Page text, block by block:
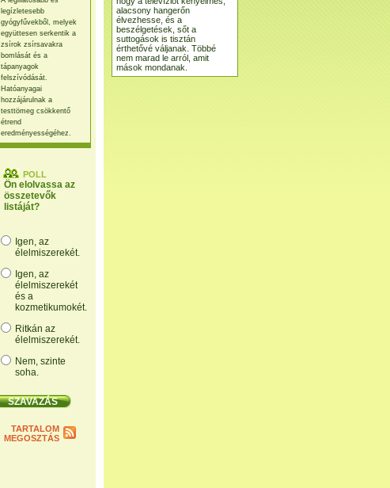
legízletesebb
gyógyfűvekből, melyek
együttesen serkentik a
zsírok zsírsavakra
bomlását és a
tápanyagok
felszívódását.
Hatóanyagai
hozzájárulnak a
testtömeg csökkentő
étrend
eredményességéhez.
POLL
Ön elolvassa az
összetevők
listáját?
Igen, az
élelmiszerekét.
Igen, az
élelmiszerekét
és a
kozmetikumokét.
Ritkán az
élelmiszerekét.
Nem, szinte
soha.
TARTALOM
MEGOSZTÁS
alacsony hangerőn
élvezhesse, és a
beszélgetések, sőt a
suttogások is tisztán
érthetővé váljanak. Többé
nem marad le arról, amit
mások mondanak.